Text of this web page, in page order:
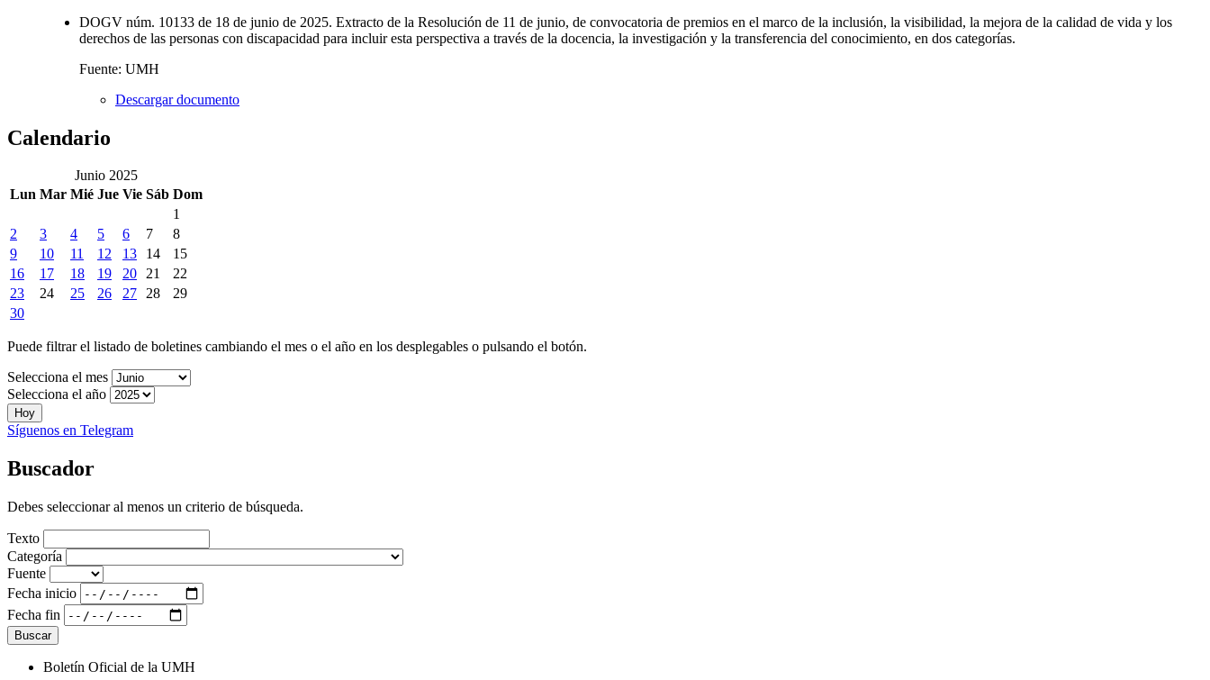
DOGV núm. 10133 de 18 de junio de 2025. Extracto de la Resolución de 11 de junio, de convocatoria de premios en el marco de la inclusión, la visibilidad, la mejora de la calidad de vida y los
derechos de las personas con discapacidad para incluir esta perspectiva a través de la docencia, la investigación y la transferencia del conocimiento, en dos categorías.
Fuente: UMH
Descargar documento
Calendario
Junio 2025
Lun Mar Mié Jue Vie Sáb Dom
1
2
3 4 5 6 7
8
9
10 11 12 13 14
15
16
17 18 19 20 21
22
23
24 25 26 27 28
29
30
Puede filtrar el listado de boletines cambiando el mes o el año en los desplegables o pulsando el botón.
Selecciona el mes
Selecciona el año
Hoy
Síguenos en Telegram
Buscador
Debes seleccionar al menos un criterio de búsqueda.
Texto
Categoría
Fuente
Fecha inicio
Fecha fin
Boletín Oficial de la UMH